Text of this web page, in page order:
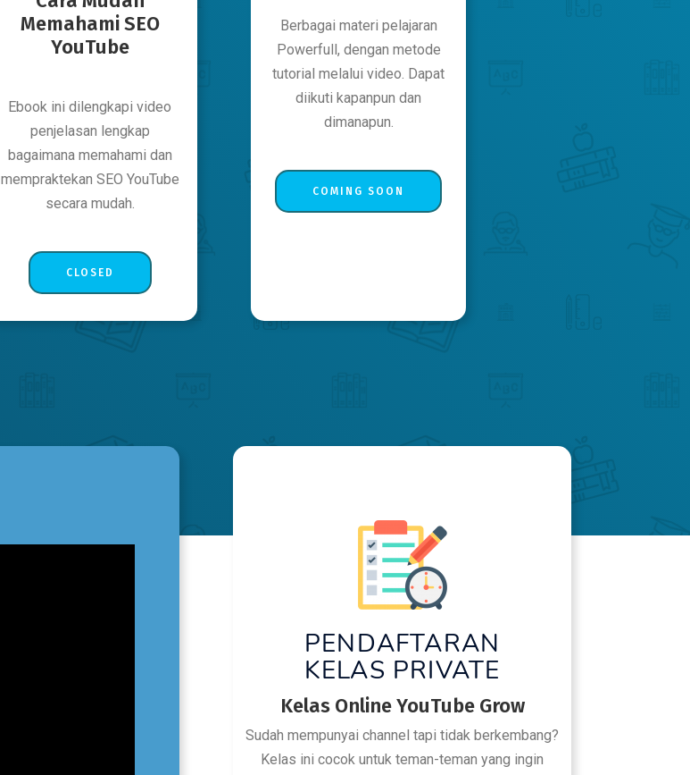
Memahami SEO
YouTube
Ebook ini dilengkapi video
penjelasan lengkap
bagaimana memahami dan
mempraktekan SEO YouTube
secara mudah.
CLOSED
Berbagai materi pelajaran
Powerfull, dengan metode
tutorial melalui video. Dapat
diikuti kapanpun dan
dimanapun.
COMING SOON
PENDAFTARAN
KELAS PRIVATE
Kelas Online YouTube Grow
Sudah mempunyai channel tapi tidak berkembang?
Kelas ini cocok untuk teman-teman yang ingin